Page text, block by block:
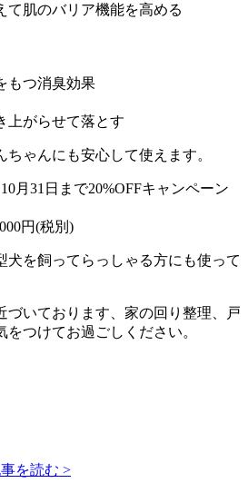
て肌のバリア機能を高める
もつ消臭効果
上がらせて落とす
ゃんにも安心して使えます。
月31日まで20%OFFキャンペーン
円(税別)
犬を飼ってらっしゃる方にも使って
づいております、家の回り整理、戸
つけてお過ごしください。
を読む >